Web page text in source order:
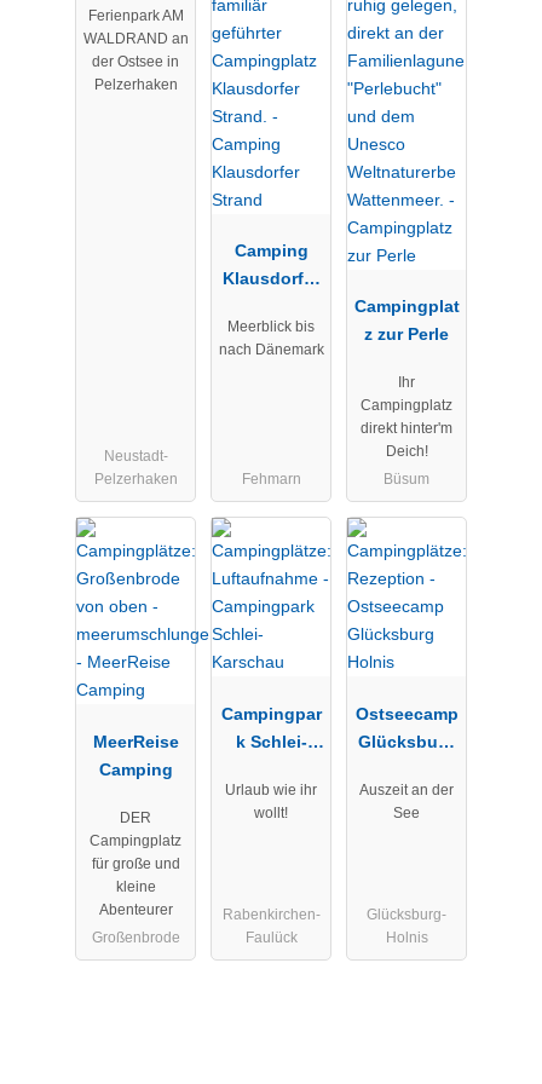
Ferienpark AM
WALDRAND an
der Ostsee in
Pelzerhaken
Neustadt-
Pelzerhaken
Camping
Klausdorfer
Meerblick bis
nach Dänemark
Fehmarn
Campingplat
z zur Perle
Ihr
Campingplatz
direkt hinter'm
Deich!
Büsum
MeerReise
Camping
DER
Campingplatz
für große und
kleine
Abenteurer
Großenbrode
Campingpar
k Schlei-
Urlaub wie ihr
wollt!
Rabenkirchen-
Faulück
Ostseecamp
Glücksburg
Auszeit an der
See
Glücksburg-
Holnis